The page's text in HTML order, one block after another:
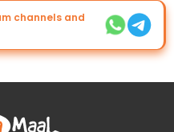
channels and